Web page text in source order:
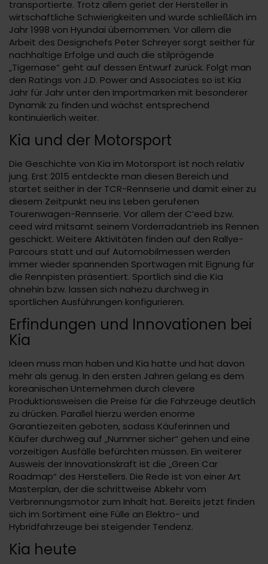
transportierte. Trotz allem geriet der Hersteller in
wirtschaftliche Schwierigkeiten und wurde schließlich im
Jahr 1998 von Hyundai übernommen. Vor allem die
Arbeit des Designchefs Peter Schreyer sorgt seither für
nachhaltige Erfolge und auch die stilprägende
„Tigernase“ geht auf dessen Entwurf zurück. Folgt man
den Ratings von J.D. Power and Associates so ist Kia
Jahr für Jahr unter den Importmarken mit besonderer
Dynamik zu finden und wächst entsprechend
kontinuierlich weiter.
Kia und der Motorsport
Die Geschichte von Kia im Motorsport ist noch relativ
jung. Erst 2015 entdeckte man diesen Bereich und
startet seither in der TCR-Rennserie und damit einer zu
diesem Zeitpunkt neu ins Leben gerufenen
Tourenwagen-Rennserie. Vor allem der C‘eed bzw.
ceed wird mitsamt seinem Vorderradantrieb ins Rennen
geschickt. Weitere Aktivitäten finden auf den Rallye-
Parcours statt und auf Automobilmessen werden
immer wieder spannenden Sportwagen mit Eignung für
die Rennpisten präsentiert. Sportlich sind die Kia
ohnehin bzw. lassen sich nahezu durchweg in
sportlichen Ausführungen konfigurieren.
Erfindungen und Innovationen bei
Kia
Ideen muss man haben und Kia hatte und hat davon
mehr als genug. In den ersten Jahren gelang es dem
koreanischen Unternehmen durch clevere
Produktionsweisen die Preise für die Fahrzeuge deutlich
zu drücken. Parallel hierzu werden enorme
Garantiezeiten geboten, sodass Käuferinnen und
Käufer durchweg auf „Nummer sicher“ gehen und eine
vorzeitigen Ausfälle befürchten müssen. Ein weiterer
Ausweis der Innovationskraft ist die „Green Car
Roadmap“ des Herstellers. Die Rede ist von einer Art
Masterplan, der die schrittweise Abkehr vom
Verbrennungsmotor zum Inhalt hat. Bereits jetzt finden
sich im Sortiment eine Fülle an Elektro- und
Hybridfahrzeuge bei steigender Tendenz.
Kia heute